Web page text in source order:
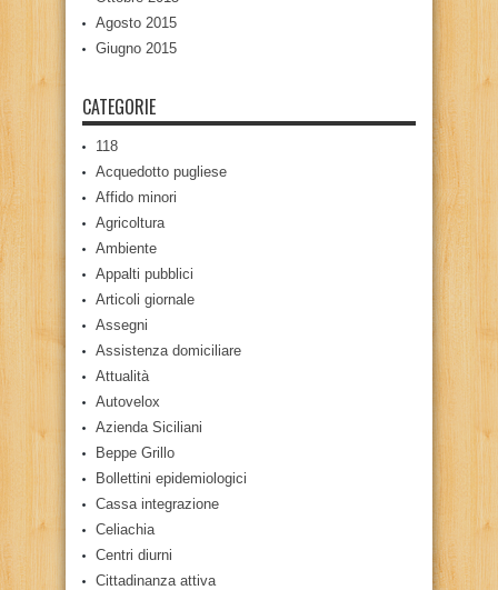
Agosto 2015
Giugno 2015
CATEGORIE
118
Acquedotto pugliese
Affido minori
Agricoltura
Ambiente
Appalti pubblici
Articoli giornale
Assegni
Assistenza domiciliare
Attualità
Autovelox
Azienda Siciliani
Beppe Grillo
Bollettini epidemiologici
Cassa integrazione
Celiachia
Centri diurni
Cittadinanza attiva